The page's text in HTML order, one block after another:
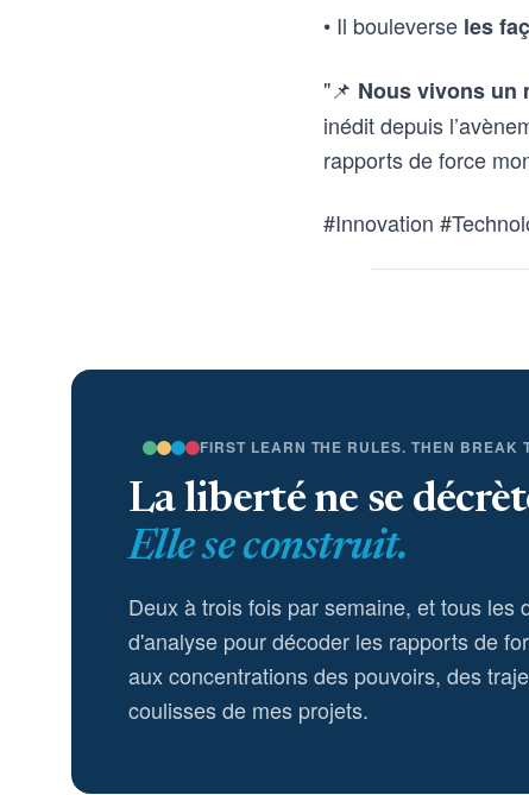
• Il bouleverse les
"📌 Nous vivons un
inédit depuis
rapports de force
#Innovation
FIRST LEARN THE RULES. THEN BREAK
La liberté ne se
Elle se construit.
Deux à trois fois par semaine, et tous les
d'analyse pour décoder les rapports de
aux concentrations des pouvoirs, des
coulisses de mes projets.